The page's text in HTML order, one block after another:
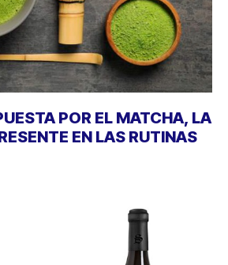
POR EL MATCHA, LA
EN LAS RUTINAS